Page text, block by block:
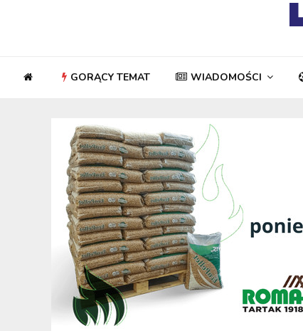
GORĄCY TEMAT WIADOMOŚCI